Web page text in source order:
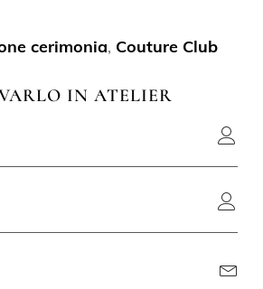
cerimonia, Couture Club
IN ATELIER